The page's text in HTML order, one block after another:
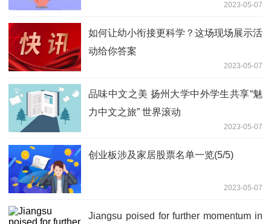
2023-05-07
如何让幼小衔接更科学？这场现场展示活
动给你答案
2023-05-07
品味中文之美 扬州大学中外学生共享“魅
力中文之旅” 世界滚动
2023-05-07
创业板涉及家居股票名单一览(5/5)
2023-05-07
Jiangsu poised for further momentum in